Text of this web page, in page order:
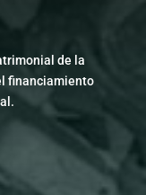
de la
financiamiento